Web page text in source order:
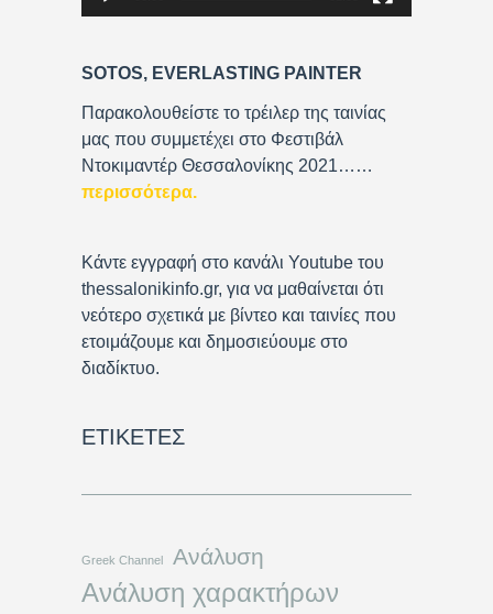
e
r
SOTOS, EVERLASTING PAINTER
Παρακολουθείστε το τρέιλερ της ταινίας
μας που συμμετέχει στο Φεστιβάλ
Ντοκιμαντέρ Θεσσαλονίκης 2021……
περισσότερα.
Κάντε εγγραφή στο κανάλι Youtube του
thessalonikinfo.gr, για να μαθαίνεται ότι
νεότερο σχετικά με βίντεο και ταινίες που
ετοιμάζουμε και δημοσιεύουμε στο
διαδίκτυο.
ΕΤΙΚΈΤΕΣ
Greek Channel Ανάλυση
Ανάλυση χαρακτήρων